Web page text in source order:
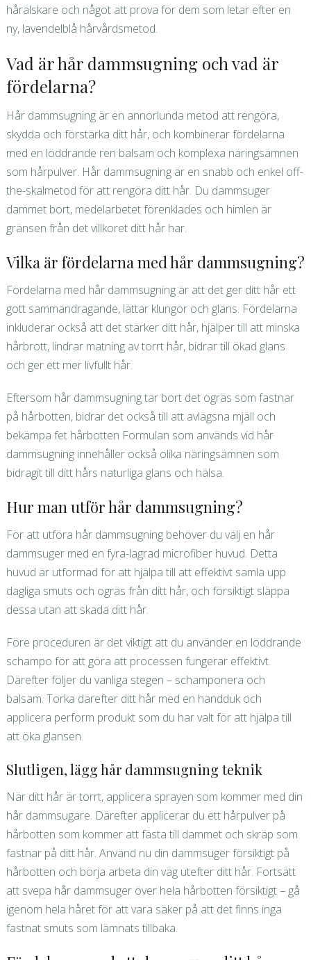
hårälskare och något att prova för dem som letar efter en
ny, lavendelblå hårvårdsmetod.
Vad är hår dammsugning och vad är
fördelarna?
Hår dammsugning är en annorlunda metod att rengöra,
skydda och förstärka ditt hår, och kombinerar fördelarna
med en löddrande ren balsam och komplexa näringsämnen
som hårpulver. Hår dammsugning är en snabb och enkel off-
the-skalmetod för att rengöra ditt hår. Du dammsuger
dammet bort, medelarbetet förenklades och himlen är
gränsen från det villkoret ditt hår har.
Vilka är fördelarna med hår dammsugning?
Fördelarna med hår dammsugning är att det ger ditt hår ett
gott sammandragande, lättar klungor och glans. Fördelarna
inkluderar också att det stärker ditt hår, hjälper till att minska
hårbrott, lindrar matning av torrt hår, bidrar till ökad glans
och ger ett mer livfullt hår.
Eftersom hår dammsugning tar bort det ogräs som fastnar
på hårbotten, bidrar det också till att avlägsna mjäll och
bekämpa fet hårbotten Formulan som används vid hår
dammsugning innehåller också olika näringsämnen som
bidragit till ditt hårs naturliga glans och hälsa.
Hur man utför hår dammsugning?
För att utföra hår dammsugning behöver du välj en hår
dammsuger med en fyra-lagrad microfiber huvud. Detta
huvud är utformad för att hjälpa till att effektivt samla upp
dagliga smuts och ogräs från ditt hår, och försiktigt släppa
dessa utan att skada ditt hår.
Före proceduren är det viktigt att du använder en löddrande
schampo för att göra att processen fungerar effektivt.
Därefter följer du vanliga stegen – schamponera och
balsam. Torka därefter ditt hår med en handduk och
applicera perform produkt som du har valt för att hjälpa till
att öka glansen.
Slutligen, lägg hår dammsugning teknik
När ditt hår är torrt, applicera sprayen som kommer med din
hår dammsugare. Därefter applicerar du ett hårpulver på
hårbotten som kommer att fästa till dammet och skräp som
fastnar på ditt hår. Använd nu din dammsuger försiktigt på
hårbotten och börja arbeta din väg utefter ditt hår. Fortsätt
att svepa hår dammsuger över hela hårbotten försiktigt – gå
igenom hela håret för att vara säker på att det finns inga
fastnat smuts som lämnats tillbaka.